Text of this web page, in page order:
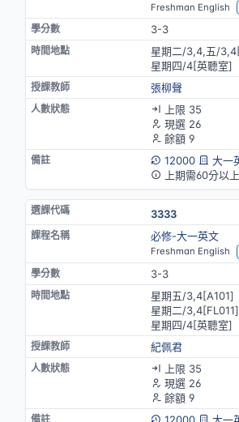
Freshman English
3-3
星期二/3,4,五/
星期四/4[英聽室]
張柳聲
上限 35
現選 26
餘額 9
12000
大一
上期需60分以
3333
必修-大一英文
Freshman English
3-3
星期五/3,4[A101]
星期二/3,4[FL011]
星期四/4[英聽室]
紀佩君
上限 35
現選 26
餘額 9
12000
大一